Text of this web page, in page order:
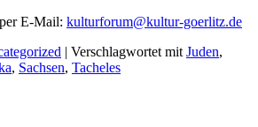
E-Mail: kulturforum@kultur-goerlitz.de
| Verschlagwortet mit Juden,
, Sachsen, Tacheles